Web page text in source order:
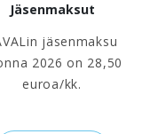
Jäsenmaksut
jäsenmaksu
2026 on 28,50
euroa/kk.